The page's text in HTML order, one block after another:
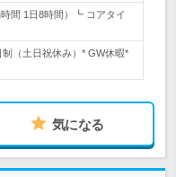
間 1日8時間）┗ コアタイ
（土日祝休み）* GW休暇*
気になる